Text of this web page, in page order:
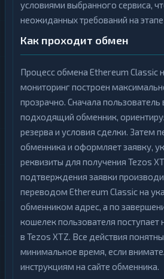
условиями выбранного сервиса,
неожиданных требований на
Как проходит обмен
Процесс обмена Ethereum Classic
мониторинг построен
прозрачно. Сначала пользователь
подходящий обменник,
резерва и условия сделки. Затем
обменника и оформляет заявку,
реквизиты для получения Tezos
подтверждения заявки
переводом Ethereum Classic на
обменником адрес, а по
кошелек пользователя
в Tezos XTZ. Все действия
минимальное время, если
инструкциям на сайте обменника.